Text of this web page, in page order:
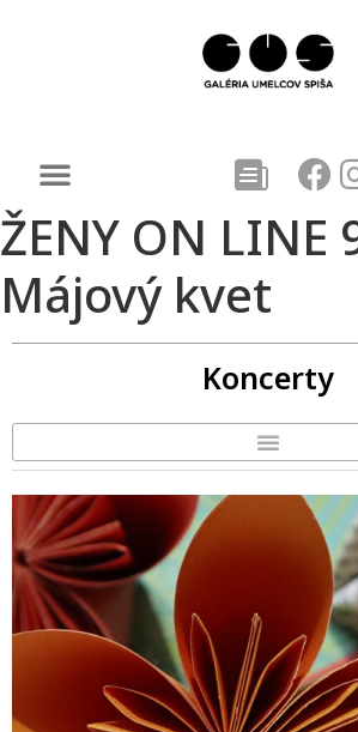
ŽENY ON LINE
Májový kvet
Koncerty